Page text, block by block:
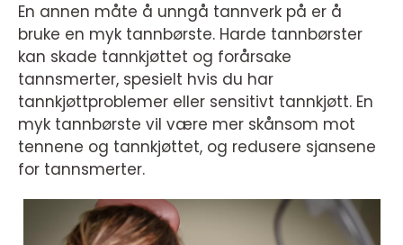
En annen måte å unngå tannverk på er å
bruke en myk tannbørste. Harde tannbørster
kan skade tannkjøttet og forårsake
tannsmerter, spesielt hvis du har
tannkjøttproblemer eller sensitivt tannkjøtt. En
myk tannbørste vil være mer skånsom mot
tennene og tannkjøttet, og redusere sjansene
for tannsmerter.